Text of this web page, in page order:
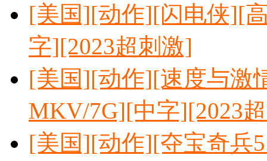
[美国][动作][闪电侠][
字][2023超刺激]
[美国][动作][速度与激
MKV/7G][中字][2023
[美国][动作][夺宝奇兵